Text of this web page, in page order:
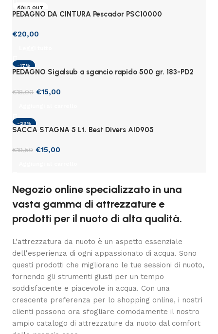
SOLD OUT
PEDAGNO DA CINTURA Pescador PSC10000
€20,00
-17%
PEDAGNO Sigalsub a sgancio rapido 500 gr. 183-PD2
€18,00 €15,00
-23%
SACCA STAGNA 5 Lt. Best Divers AI0905
€19,50 €15,00
Negozio online specializzato in una
vasta gamma di attrezzature e
prodotti per il nuoto di alta qualità.
L'attrezzatura da nuoto è un aspetto essenziale
dell'esperienza di ogni appassionato di acqua. Sono
questi prodotti che migliorano le tue sessioni di nuoto,
fornendo gli strumenti giusti per un tempo
soddisfacente e piacevole in acqua. Con una
crescente preferenza per lo shopping online, i nostri
clienti possono ora sfogliare comodamente il nostro
ampio catalogo di attrezzature da nuoto dal comfort